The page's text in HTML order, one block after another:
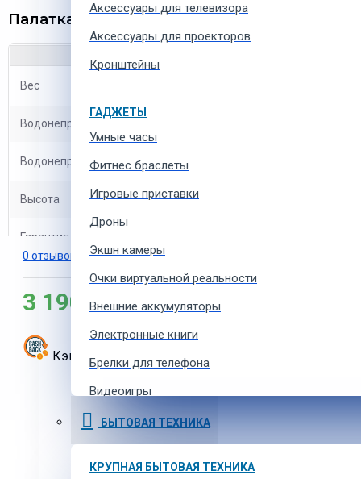
Aксессуары для телевизора
Аксессуары для проекторов
Кронштейны
ГАДЖЕТЫ
Умные часы
Фитнес браслеты
Игровые приставки
Дроны
Экшн камеры
Очки виртуальной реальности
Внешние аккумуляторы
Электронные книги
Брелки для телефона
Видеоигры
Ремешки для умных часов
Аксессуары для экшн-камер
БЫТОВАЯ ТЕХНИКА
КРУПНАЯ БЫТОВАЯ ТЕХНИКА
Палатка Pinguin Horizon
Вес
Водонепроницаемость дна
Водонепроницаемость тента
Высота 135 см
Гарантия
Каркас стеклопластик
Количество входов 2
Количество мест
Количество слоев
Количество тамбуров 1
Производитель Pinguin
0 отзывов Написать отзыв
3 190 MDL
Кэшбэк: